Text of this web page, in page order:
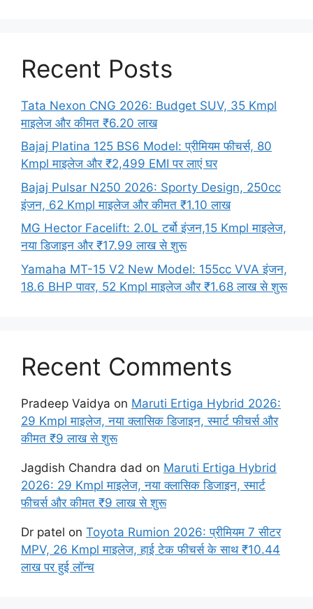
Recent Posts
Tata Nexon CNG 2026: Budget SUV, 35 Kmpl
माइलेज और कीमत ₹6.20 लाख
Bajaj Platina 125 BS6 Model: प्रीमियम फीचर्स, 80
Kmpl माइलेज और ₹2,499 EMI पर लाएं घर
Bajaj Pulsar N250 2026: Sporty Design, 250cc
इंजन, 62 Kmpl माइलेज और कीमत ₹1.10 लाख
MG Hector Facelift: 2.0L टर्बो इंजन,15 Kmpl माइलेज,
नया डिजाइन और ₹17.99 लाख से शुरू
Yamaha MT-15 V2 New Model: 155cc VVA इंजन,
18.6 BHP पावर, 52 Kmpl माइलेज और ₹1.68 लाख से शुरू
Recent Comments
Pradeep Vaidya on Maruti Ertiga Hybrid 2026:
29 Kmpl माइलेज, नया क्लासिक डिजाइन, स्मार्ट फीचर्स और
कीमत ₹9 लाख से शुरू
Jagdish Chandra dad on Maruti Ertiga Hybrid
2026: 29 Kmpl माइलेज, नया क्लासिक डिजाइन, स्मार्ट
फीचर्स और कीमत ₹9 लाख से शुरू
Dr patel on Toyota Rumion 2026: प्रीमियम 7 सीटर
MPV, 26 Kmpl माइलेज, हाई टेक फीचर्स के साथ ₹10.44
लाख पर हुई लॉन्च